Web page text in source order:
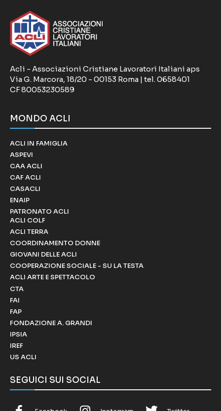
Acli - Associazioni Cristiane Lavoratori Italiani aps
Via G. Marcora, 18/20 - 00153 Roma | tel. 0658401
CF 80053230589
MONDO ACLI
ACLI IN FAMIGLIA
ASPEVI
CAA ACLI
CAF ACLI
CASACLI
ENAIP
PATRONATO ACLI
ACLI COLF
ACLI TERRA
COORDINAMENTO DONNE
GIOVANI DELLE ACLI
COOPERAZIONE SOCIALE - SU LA TESTA
ACLI ARTE E SPETTACOLO
CTA
FAI
FAP
FONDAZIONE A. GRANDI
IPSIA
IREF
US ACLI
SEGUICI SUI SOCIAL